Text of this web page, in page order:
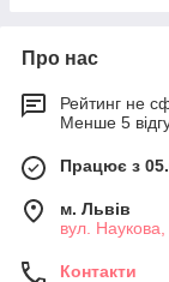
Про нас
Рейтинг не
Менше 5
Працює з
м. Львів
вул. Наукова,
Контакти